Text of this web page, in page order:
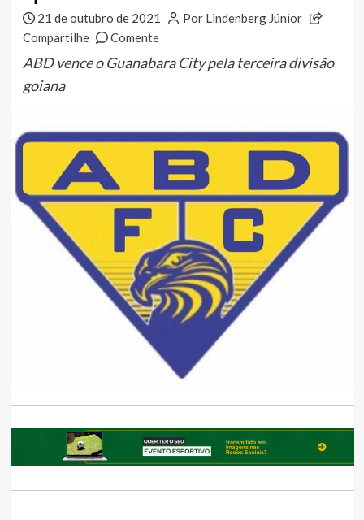
21 de outubro de 2021
Por Lindenberg Júnior
Compartilhe
Comente
ABD vence o Guanabara City pela terceira divisão
goiana